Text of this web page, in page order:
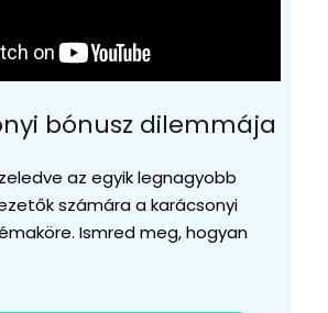
bónusz dilemmája
az egyik legnagyobb
számára a karácsonyi
Ismred meg, hogyan